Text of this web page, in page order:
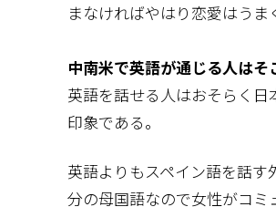
まなければやはり恋愛はうま
中南米で英語が通じる人はそ
英語を話せる人はおそらく
印象である。
英語よりもスペイン語を話
分の母国語なので女性がコ